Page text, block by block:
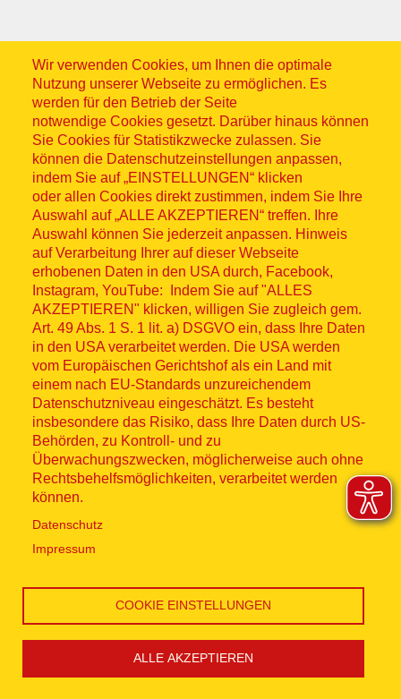
Der ASB vor Ort
Herzogtum Lauenburg
Kiel/Rendsburg-Eckernförde
Kreis Plön
Lübeck
Neumünster
Nordfriesland
Ostholstein
Wir verwenden Cookies, um Ihnen die optimale
Nutzung unserer Webseite zu ermöglichen. Es
werden für den Betrieb der Seite
notwendige Cookies gesetzt. Darüber hinaus können
Sie Cookies für Statistikzwecke zulassen. Sie
können die Datenschutzeinstellungen anpassen,
indem Sie auf „EINSTELLUNGEN“ klicken
oder allen Cookies direkt zustimmen, indem Sie Ihre
Auswahl auf „ALLE AKZEPTIEREN“ treffen. Ihre
Auswahl können Sie jederzeit anpassen. Hinweis
auf Verarbeitung Ihrer auf dieser Webseite
erhobenen Daten in den USA durch, Facebook,
Instagram, YouTube: Indem Sie auf "ALLES
AKZEPTIEREN" klicken, willigen Sie zugleich gem.
Art. 49 Abs. 1 S. 1 lit. a) DSGVO ein, dass Ihre Daten
in den USA verarbeitet werden. Die USA werden
vom Europäischen Gerichtshof als ein Land mit
einem nach EU-Standards unzureichendem
Datenschutzniveau eingeschätzt. Es besteht
insbesondere das Risiko, dass Ihre Daten durch US-
Behörden, zu Kontroll- und zu
Überwachungszwecken, möglicherweise auch ohne
Rechtsbehelfsmöglichkeiten, verarbeitet werden
können.
Datenschutz
Impressum
COOKIE EINSTELLUNGEN
ALLE AKZEPTIEREN